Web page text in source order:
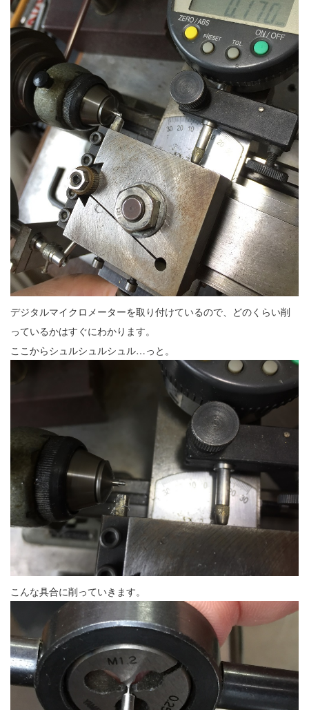
デジタルマイクロメーターを取り付けているので、どのくらい削
っているかはすぐにわかります。
ここからシュルシュルシュル…っと。
こんな具合に削っていきます。